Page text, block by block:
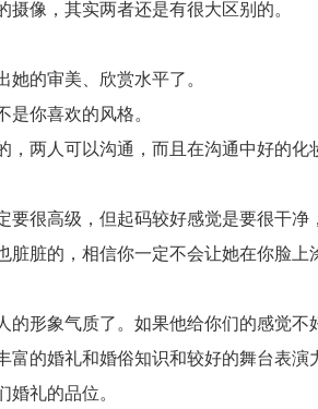
像，其实两者还是有很大区别的。
的审美、欣赏水平了。
你喜欢的风格。
人可以沟通，而且在沟通中好的化
很高级，但起码较好感觉是要很干净
脏的，相信你一定不会让她在你脸上
形象气质了。如果他给你们的感觉不
的婚礼和婚俗知识和较好的舞台表演
礼的品位。